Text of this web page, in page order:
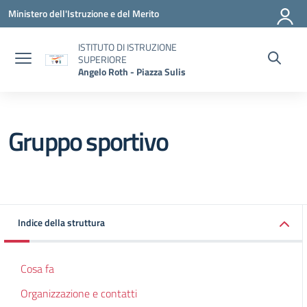
Vai ai contenuti
Vai al menu di navigazione
Vai al footer
Ministero dell'Istruzione e del Merito
ISTITUTO DI ISTRUZIONE
SUPERIORE
Angelo Roth - Piazza Sulis
Gruppo sportivo
Indice della struttura
Cosa fa
Organizzazione e contatti